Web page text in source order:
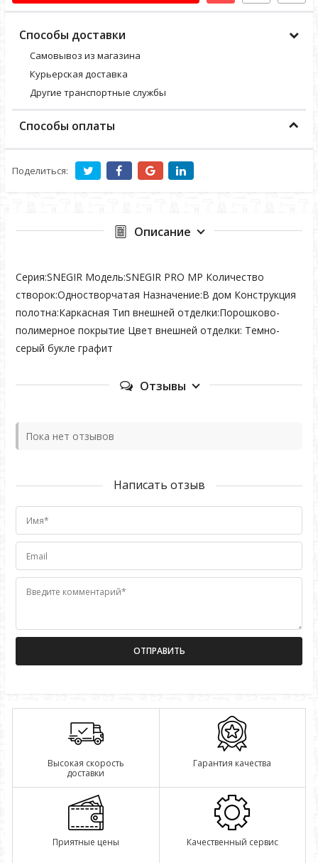
Способы доставки
Самовывоз из магазина
Курьерская доставка
Другие транспортные службы
Способы оплаты
Поделиться:
Описание
Серия:SNEGIR Модель:SNEGIR PRO MP Количество
створок:Одностворчатая Назначение:В дом Конструкция
полотна:Каркасная Тип внешней отделки:Порошково-
полимерное покрытие Цвет внешней отделки: Темно-
серый букле графит
Отзывы
Пока нет отзывов
Написать отзыв
Имя*
Email
Введите комментарий*
Высокая скорость
доставки
Гарантия качества
Приятные цены Качественный сервис